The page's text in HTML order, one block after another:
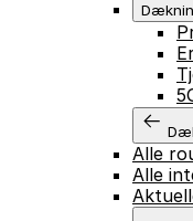
Alle
Alle